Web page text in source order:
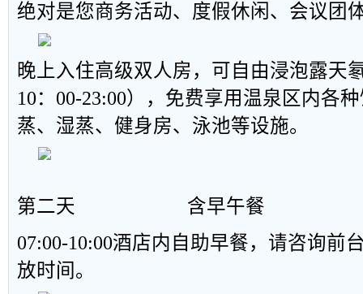
绝对是您商务活动、度假休闲、会议团
晚上入住高级双人房，可自由浸泡露天
10：00-23:00），免费享用温泉区内各
蒸、湿蒸、健身房、泳池等设施。
第二天 含早午餐
07:00-10:00酒店内自助早餐，请咨询前
放时间。